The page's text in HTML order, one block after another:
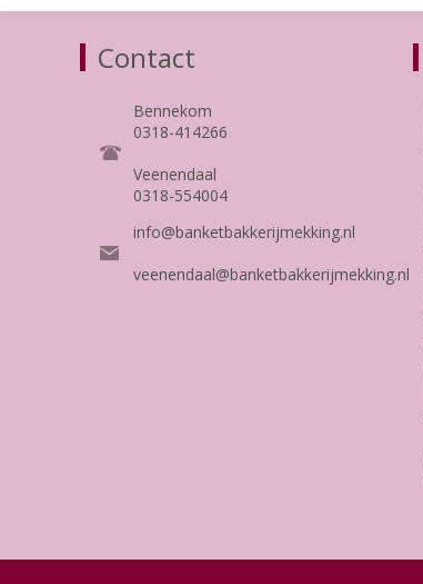
Contact
Bennekom
0318-414266
Veenendaal
0318-554004
info@banketbakkerijmekking.nl
veenendaal@banketbakkerijmekking.nl